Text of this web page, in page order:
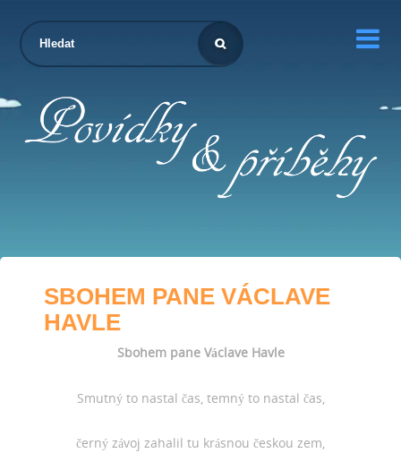

SBOHEM PANE VÁCLAVE
HAVLE
Sbohem pane Václave Havle
Smutný to nastal čas, temný to nastal čas,
černý závoj zahalil tu krásnou českou zem,